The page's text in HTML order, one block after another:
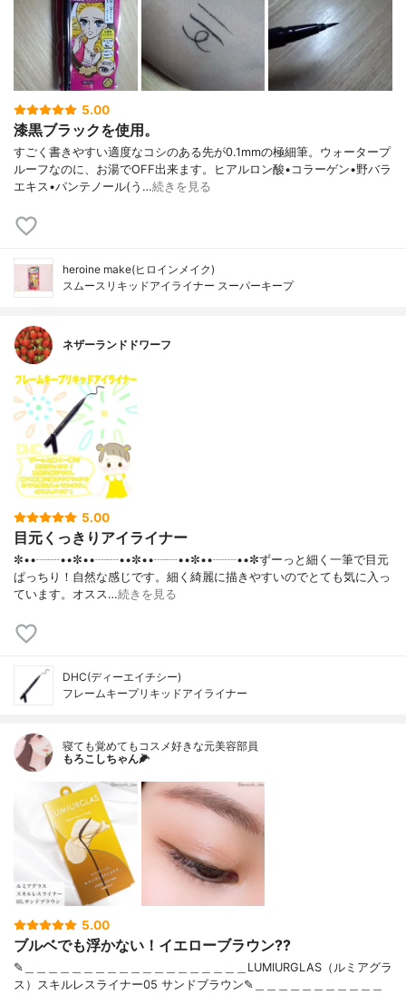
5.00
漆黒ブラックを使用。
すごく書きやすい適度なコシのある先が0.1mmの極細筆。ウォータープ
ルーフなのに、お湯でOFF出来ます。ヒアルロン酸•コラーゲン•野バラ
エキス•パンテノール(う…続きを見る
heroine make(ヒロインメイク)
スムースリキッドアイライナー スーパーキープ
ネザーランドドワーフ
5.00
目元くっきりアイライナー
✼••┈┈••✼••┈┈••✼••┈┈••✼••┈┈••✼ずーっと細く一筆で目元
ぱっちり！自然な感じです。細く綺麗に描きやすいのでとても気に入っ
ています。オスス…続きを見る
DHC(ディーエイチシー)
フレームキープリキッドアイライナー
寝ても覚めてもコスメ好きな元美容部員
もろこしちゃん🌽
5.00
ブルベでも浮かない！イエローブラウン??
✎＿＿＿＿＿＿＿＿＿＿＿＿＿＿＿＿＿＿＿LUMIURGLAS（ルミアグラ
ス）スキルレスライナー05 サンドブラウン✎＿＿＿＿＿＿＿＿＿＿＿